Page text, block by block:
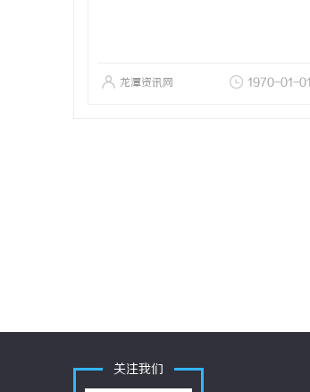
龙潭资讯网 1970-01-01
关注我们